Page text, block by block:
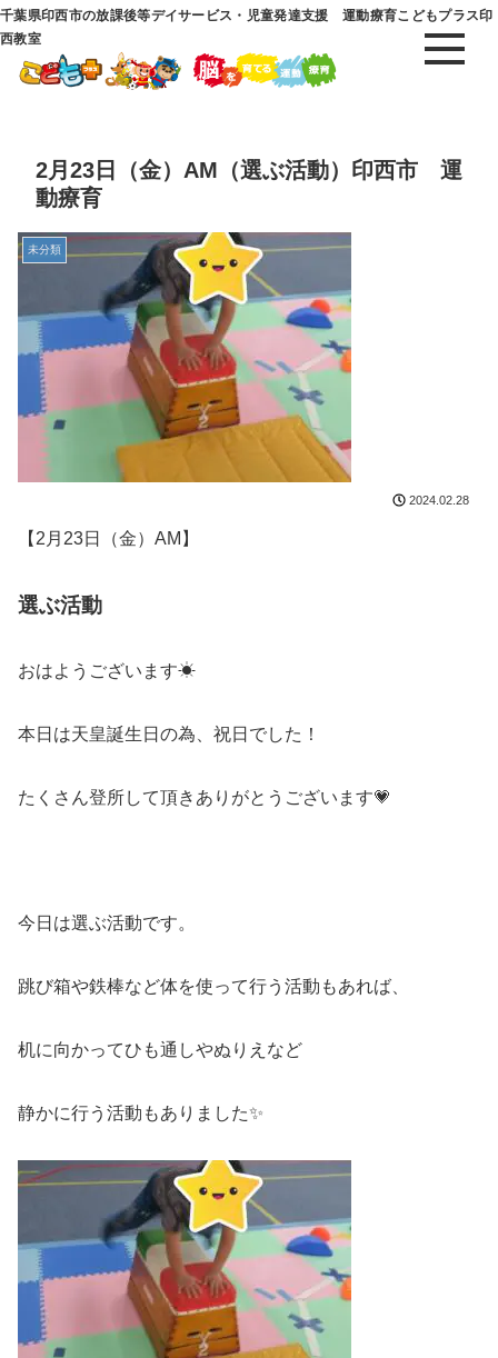
千葉県印西市の放課後等デイサービス・児童発達支援 運動療育こどもプラス印
西教室
2月23日（金）AM（選ぶ活動）印西市 運
動療育
未分類
2024.02.28
【2月23日（金）AM】
選ぶ活動
おはようございます☀
本日は天皇誕生日の為、祝日でした！
たくさん登所して頂きありがとうございます💗
今日は選ぶ活動です。
跳び箱や鉄棒など体を使って行う活動もあれば、
机に向かってひも通しやぬりえなど
静かに行う活動もありました✨